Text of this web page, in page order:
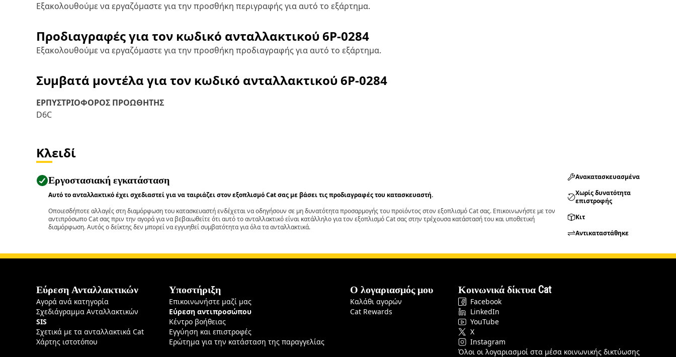
Εξακολουθούμε να εργαζόμαστε για την προσθήκη περιγραφής για αυτό το εξάρτημα.
Προδιαγραφές για τον κωδικό ανταλλακτικού6P-0284
Εξακολουθούμε να εργαζόμαστε για την προσθήκη προδιαγραφής για αυτό το εξάρτημα.
Συμβατά μοντέλα για τον κωδικό ανταλλακτικού6P-0284
ΕΡΠΥΣΤΡΙΟΦΟΡΟΣ ΠΡΟΩΘΗΤΗΣ
D6C
Κλειδί
Εργοστασιακή εγκατάσταση
Αυτό το ανταλλακτικό έχει σχεδιαστεί για να ταιριάζει στον εξοπλισμό Cat σας με βάσει τις προδιαγραφές του κατασκευαστή.
Οποιεσδήποτε αλλαγές στη διαμόρφωση του κατασκευαστή ενδέχεται να οδηγήσουν σε μη δυνατότητα προσαρμογής του προϊόντος στον εξοπλισμό Cat σας. Επικοινωνήστε με τον
αντιπρόσωπο Cat σας πριν την αγορά για να βεβαιωθείτε ότι αυτό το ανταλλακτικό είναι κατάλληλο για τον εξοπλισμό Cat σας στην τρέχουσα κατάστασή του και υποθετική
διαμόρφωση. Αυτός ο δείκτης δεν μπορεί να εγγυηθεί συμβατότητα για όλα τα ανταλλακτικά.
Ανακατασκευασμένα
Χωρίς δυνατότητα
επιστροφής
Κιτ
Αντικαταστάθηκε
Εύρεση Ανταλλακτικών
Αγορά ανά κατηγορία
Σχεδιάγραμμα Ανταλλακτικών
SIS
Σχετικά με τα ανταλλακτικά Cat
Χάρτης ιστοτόπου
Υποστήριξη
Επικοινωνήστε μαζί μας
Εύρεση αντιπροσώπου
Κέντρο βοήθειας
Εγγύηση και επιστροφές
Ερώτημα για την κατάσταση της παραγγελίας
Ο λογαριασμός μου
Καλάθι αγορών
Cat Rewards
Κοινωνικά δίκτυα Cat
Facebook
LinkedIn
YouTube
X
Instagram
Όλοι οι λογαριασμοί στα μέσα κοινωνικής δικτύωσης